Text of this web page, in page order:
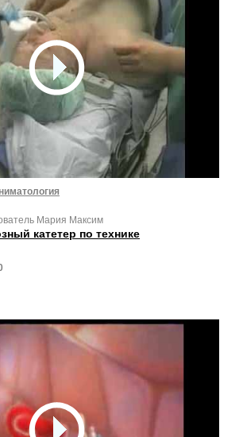
Мария Максим
катетер по технике